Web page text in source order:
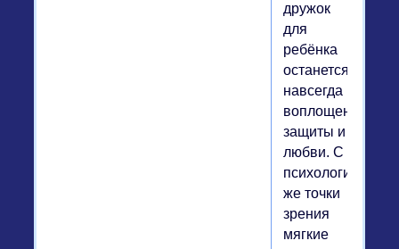
дружок
для
ребёнка
останется
навсегда
воплощением
защиты и
любви. С
психологической
же точки
зрения
мягкие